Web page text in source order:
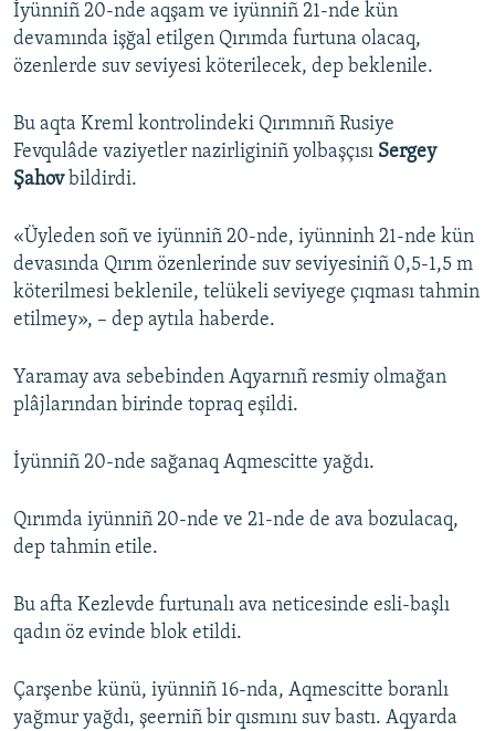
QOŞULIÑIZ!
RFE/RS bütün saytları
İyünniñ 20-nde aqşam ve iyünniñ 21-nde kün
devamında işğal etilgen Qırımda furtuna olacaq,
özenlerde suv seviyesi köterilecek, dep beklenile.
Bu aqta Kreml kontrolindeki Qırımnıñ Rusiye
Fevqulâde vaziyetler nazirliginiñ yolbaşçısı Sergey
Şahovbildirdi.
«Üyleden soñ ve iyünniñ 20-nde, iyünninh 21-nde kün
devasında Qırım özenlerinde suv seviyesiniñ 0,5-1,5 m
köterilmesi beklenile, telükeli seviyege çıqması tahmin
etilmey», – dep aytıla haberde.
Yaramay ava sebebinden Aqyarnıñ resmiy olmağan
plâjlarından birinde topraq eşildi.
İyünniñ 20-nde sağanaq Aqmescitte yağdı.
Qırımda iyünniñ 20-nde ve 21-nde de ava bozulacaq,
dep tahmin etile.
Bu afta Kezlevde furtunalı ava neticesinde esli-başlı
qadın öz evinde blok etildi.
Çarşenbe künü, iyünniñ 16-nda, Aqmescitte boranlı
yağmur yağdı, şeerniñ bir qısmını suv bastı. Aqyarda